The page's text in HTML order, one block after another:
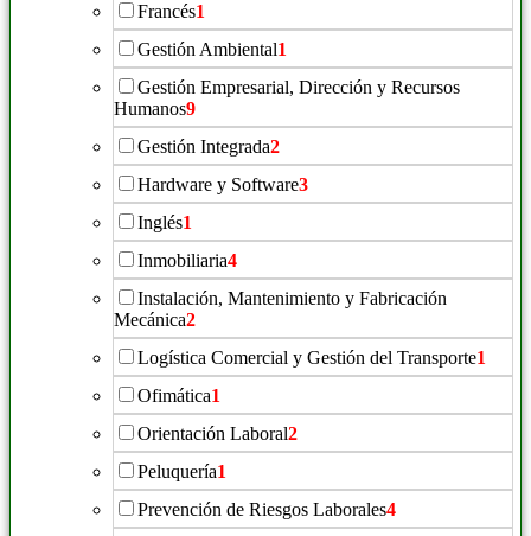
Francés1
Gestión Ambiental1
Gestión Empresarial, Dirección y Recursos
Humanos9
Gestión Integrada2
Hardware y Software3
Inglés1
Inmobiliaria4
Instalación, Mantenimiento y Fabricación
Mecánica2
Logística Comercial y Gestión del Transporte1
Ofimática1
Orientación Laboral2
Peluquería1
Prevención de Riesgos Laborales4